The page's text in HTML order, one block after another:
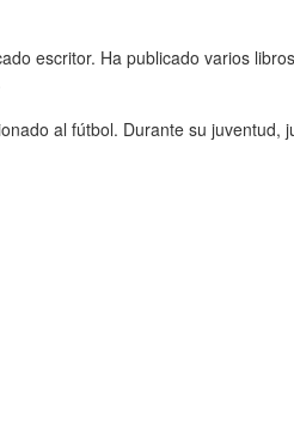
escritor. Ha publicado varios
al fútbol. Durante su